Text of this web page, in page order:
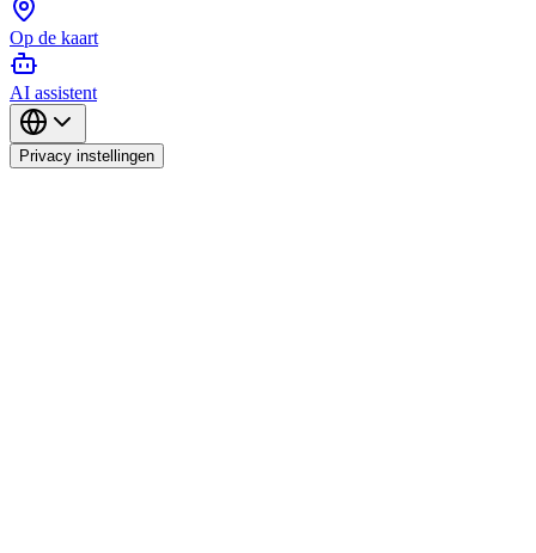
Op de kaart
AI assistent
Privacy instellingen